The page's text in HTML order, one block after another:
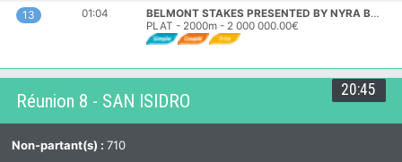
13 01:04
BELMONT STAKES PRESENTED BY NYRA BETS
PLAT - 2000m - 2 000 000.00€
20:45
Réunion 8 - SAN ISIDRO
Non-partant(s) : 710